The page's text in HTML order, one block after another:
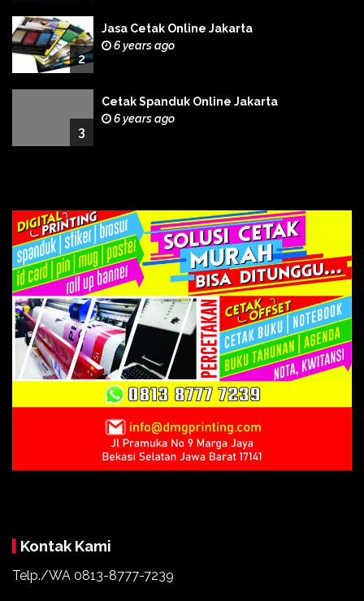
2
Jasa Cetak Online Jakarta
6 years ago
3
Cetak Spanduk Online Jakarta
6 years ago
Kontak Kami
Telp./WA 0813-8777-7239